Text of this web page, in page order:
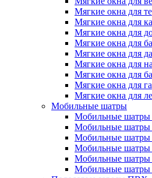
Мягкие окна для
Мягкие окна для
Мягкие окна для
Мягкие окна для
Мягкие окна для
Мягкие окна для
Мягкие окна для
Мягкие окна для
Мягкие окна для
Мобильные шатры
Мобильные шатры
Мобильные шатры
Мобильные шатры
Мобильные шатры
Мобильные шатры
Мобильные шатры